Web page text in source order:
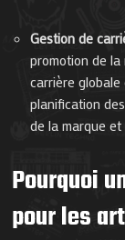
Gestion de
promotion de
carrière globale
planification
de la marque et
Pourquoi
pour les